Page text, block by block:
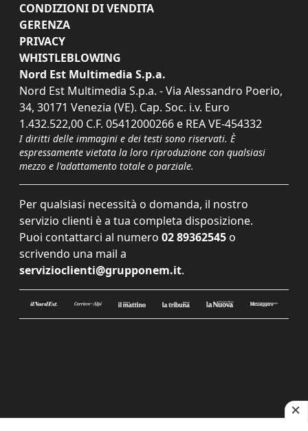
CONDIZIONI DI VENDITA
GERENZA
PRIVACY
WHISTLEBLOWING
Nord Est Multimedia S.p.a.
Nord Est Multimedia S.p.a. - Via Alessandro Poerio,
34, 30171 Venezia (VE). Cap. Soc. i.v. Euro
1.432.522,00 C.F. 05412000266 e REA VE-454332
I diritti delle immagini e dei testi sono riservati. È
espressamente vietata la loro riproduzione con qualsiasi
mezzo e l'adattamento totale o parziale.
Per qualsiasi necessità o domanda, il nostro
servizio clienti è a tua completa disposizione.
Puoi contattarci al numero 02 89362545 o
scrivendo una mail a
servizioclienti@grupponem.it.